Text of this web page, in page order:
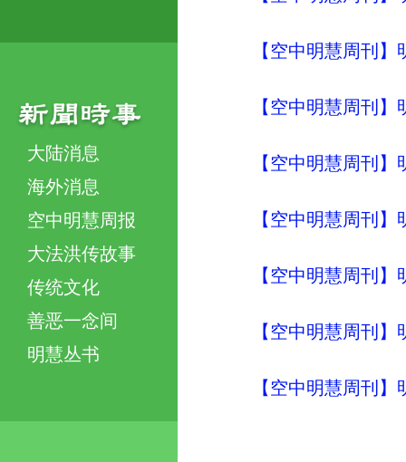
大陆消息
海外消息
空中明慧周报
大法洪传故事
传统文化
善恶一念间
明慧丛书
【空中明慧周刊
【空中明慧周刊
【空中明慧周刊
【空中明慧周刊
【空中明慧周刊
【空中明慧周刊
【空中明慧周刊